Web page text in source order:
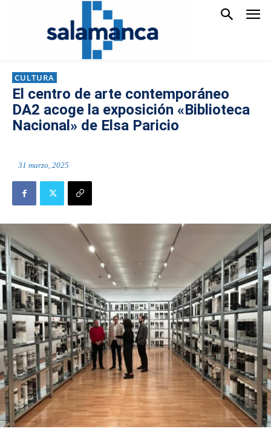
CULTURA
El centro de arte contemporáneo
DA2 acoge la exposición «Biblioteca
Nacional» de Elsa Paricio
31 marzo, 2025